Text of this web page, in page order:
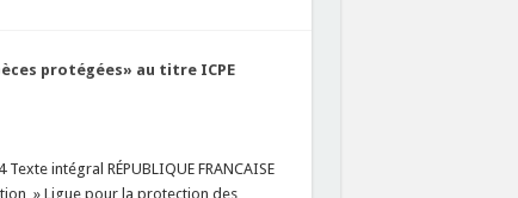
protégées» au titre ICPE
intégral RÉPUBLIQUE FRANCAISE
» Ligue pour la protection des